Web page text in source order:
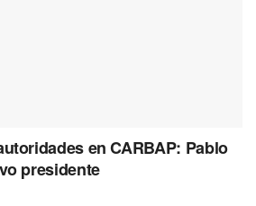
en CARBAP: Pablo
presidente